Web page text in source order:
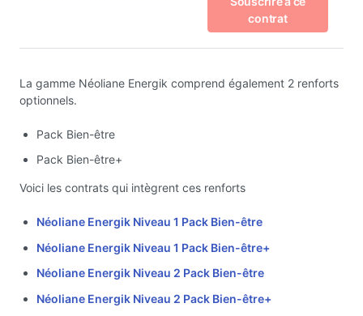
contrat
La gamme Néoliane Energik comprend également 2 renforts
optionnels.
Pack Bien-être
Pack Bien-être+
Voici les contrats qui intègrent ces renforts
Néoliane Energik Niveau 1 Pack Bien-être
Néoliane Energik Niveau 1 Pack Bien-être+
Néoliane Energik Niveau 2 Pack Bien-être
Néoliane Energik Niveau 2 Pack Bien-être+